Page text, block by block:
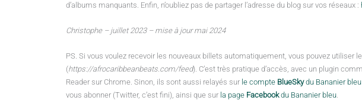
d’albums manquants. Enfin, n’oubliez pas de partager l’adresse du blog sur vos réseaux :
Christophe – juillet 2023 – mise à jour mai 2024
PS. Si vous voulez recevoir les nouveaux billets automatiquement, vous pouvez utiliser
(https://afrocaribbeanbeats.com/feed). C’est très pratique d’accès, avec un plugin
Reader sur Chrome. Sinon, ils sont aussi relayés sur le compte BlueSkydu Bananier bleu
vous abonner (Twitter, c’est fini), ainsi que sur la page Facebookdu Bananier bleu